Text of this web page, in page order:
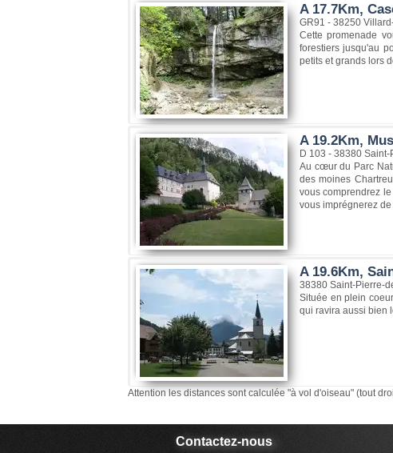
A 17.7Km,
GR91 - 38250
Cette promenade
forestiers jusqu'au
petits et grands lors
A 19.2Km,
D 103 - 38380
Au cœur du Parc
des moines
vous comprendrez
vous imprégnerez de
A 19.6Km,
38380 Saint-Pierre-
Située en plein
qui ravira aussi bien
Attention les distances sont calculée "à vol d'oiseau" (tout
Contactez-nous